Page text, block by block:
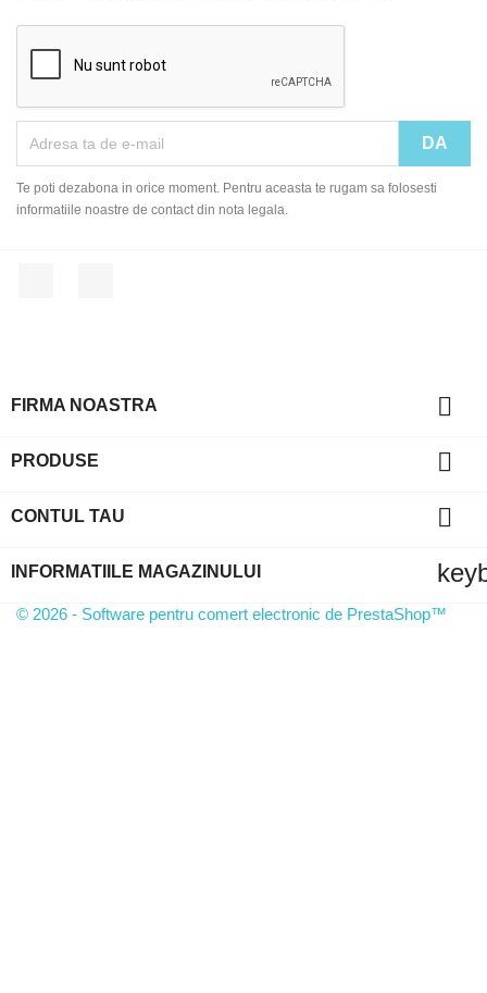
Te poti dezabona in orice moment. Pentru aceasta te rugam sa folosesti
informatiile noastre de contact din nota legala.
FIRMA NOASTRA 
PRODUSE 
CONTUL TAU 
INFORMATIILE MAGAZINULUI
© 2026 - Software pentru comert electronic de PrestaShop™